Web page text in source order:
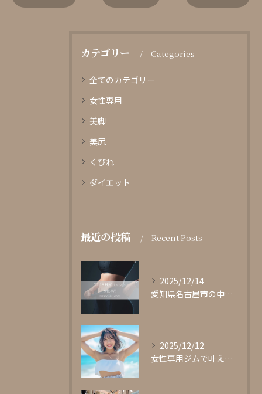
カテゴリー Categories
全てのカテゴリー
女性専用
美脚
美尻
くびれ
ダイエット
最近の投稿 Recent Posts
2025/12/14
愛知県名古屋市の中心部に位置する女性専用パーソナルジムgli...
2025/12/12
女性専用ジムで叶える理想の体型作り